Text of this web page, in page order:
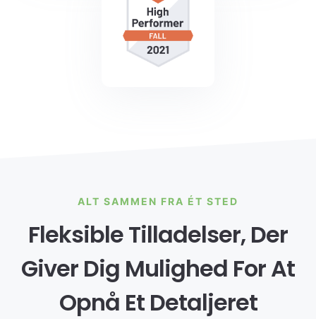
ALT SAMMEN FRA ÉT STED
Fleksible Tilladelser, Der
Giver Dig Mulighed For At
Opnå Et Detaljeret